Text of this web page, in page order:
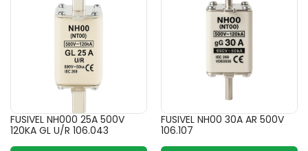
FUSIVEL NH000 25A 500V
120KA GL U/R 106.043
FUSIVEL NH00 30A AR 500V
106.107